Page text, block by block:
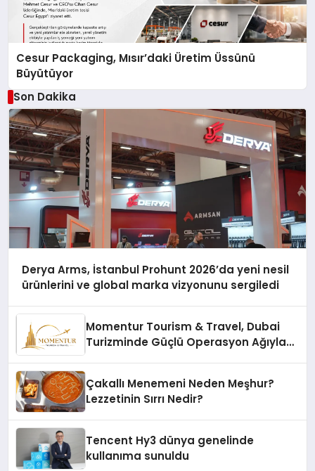
Cesur Packaging, Mısır’daki Üretim Üssünü
Büyütüyor
Son Dakika
Derya Arms, İstanbul Prohunt 2026’da yeni nesil
ürünlerini ve global marka vizyonunu sergiledi
Momentur Tourism & Travel, Dubai
Turizminde Güçlü Operasyon Ağıyla
Çakallı Menemeni Neden Meşhur?
Lezzetinin Sırrı Nedir?
Tencent Hy3 dünya genelinde
kullanıma sunuldu